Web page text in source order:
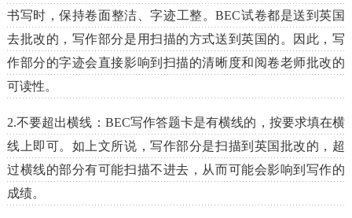
书写时，保持卷面整洁、字迹工整。BEC试卷都是送到英国
去批改的，写作部分是用扫描的方式送到英国的。因此，写
作部分的字迹会直接影响到扫描的清晰度和阅卷老师批改的
可读性。
2.不要超出横线：BEC写作答题卡是有横线的，按要求填在横
线上即可。如上文所说，写作部分是扫描到英国批改的，超
过横线的部分有可能扫描不进去，从而可能会影响到写作的
成绩。